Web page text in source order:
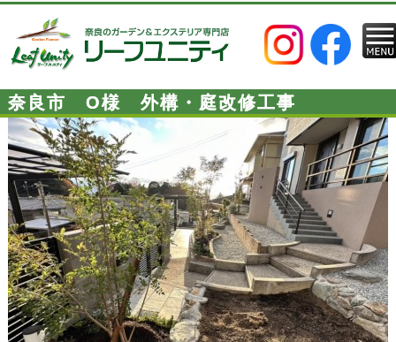
奈良市 O様 外構・庭改修工事